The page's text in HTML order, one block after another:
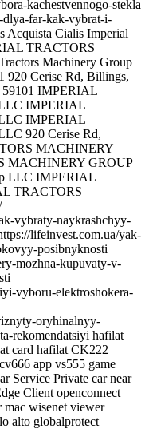
Client openconnect
mac wisenet viewer
alto globalprotect